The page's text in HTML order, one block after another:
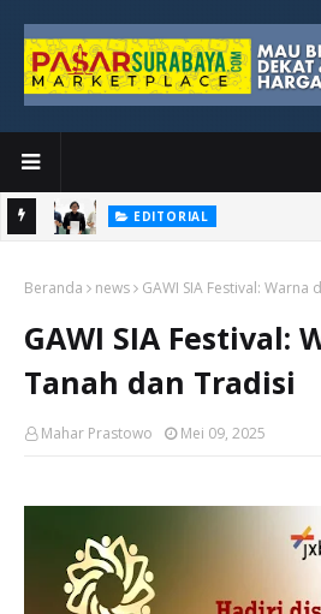
EDITORIAL
Beranda news GAWI SIA Festival:
GAWI SIA Festival:
Tanah dan Tradisi
Mahar Prastowo Mei 09, 2025